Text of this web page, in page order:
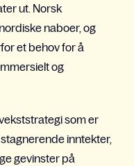
ut. Norsk
naboer, og
et behov for å
og
som er
inntekter,
gevinster på